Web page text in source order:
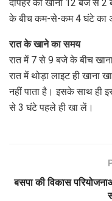
दोपहर का खाना 12 बजे से
के बीच कम-से-कम 4 घंटे का
रात के खाने का समय
रात में 7 से 9 बजे के बीच
रात में थोड़ा लाइट ही खाना
नहीं पाता है। इसके साथ ही
से 3 घंटे पहले ही खा लें।
बसपा की विकास